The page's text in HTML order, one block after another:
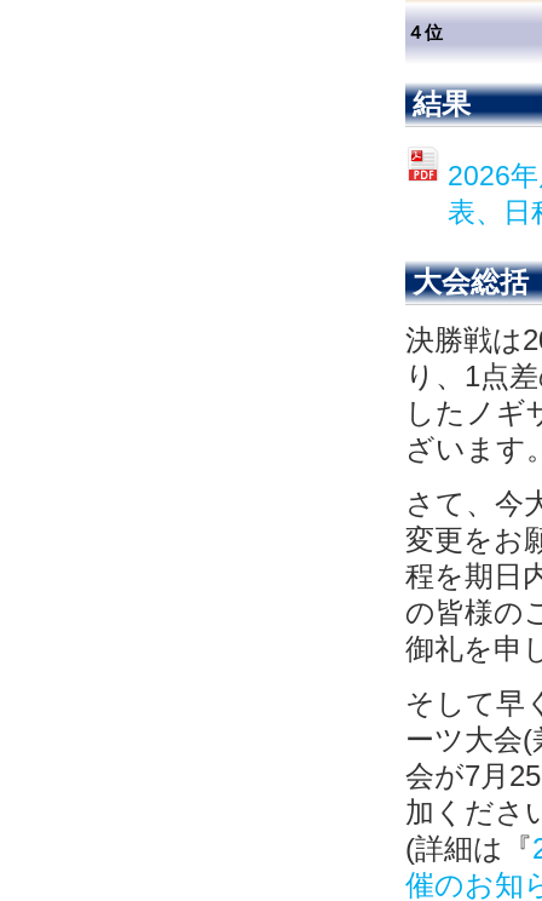
４位
結果
2026
表、日
大会総括
決勝戦は
り、1点
したノギ
ざいます
さて、今
変更をお
程を期日
の皆様の
御礼を申
そして早
ーツ大会
会が7月
加くださ
(詳細は『
催のお知